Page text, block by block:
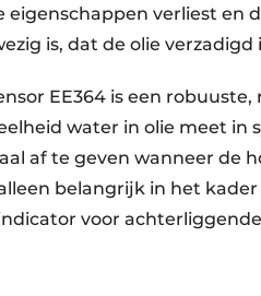
eigenschappen verliest en
is, dat de olie verzadigd
EE364 is een
water in olie meet in
af te geven wanneer de
belangrijk in het
voor